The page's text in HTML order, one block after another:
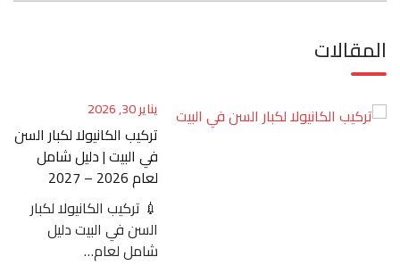
المقالات
يناير 30, 2026
تركيب الكانيولا لكبار السن
في البيت | دليل شامل
لعام 2026 – 2027
💉 تركيب الكانيولا لكبار
السن في البيت دليل
شامل لعام…